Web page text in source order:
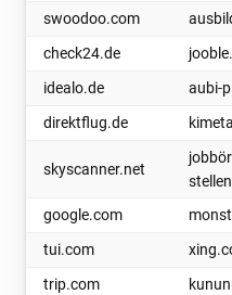
swoodoo.com
check24.de
idealo.de
aubi-
direktflug.de
skyscanner.net
google.com
tui.com
trip.com